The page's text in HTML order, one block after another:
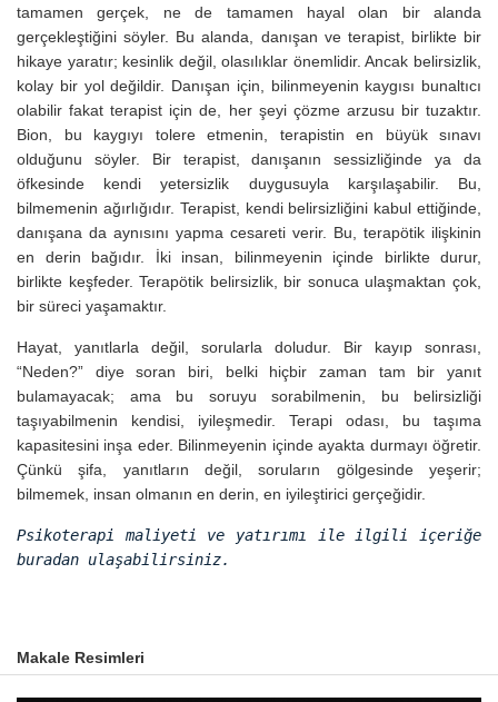
tamamen gerçek, ne de tamamen hayal olan bir alanda
gerçekleştiğini söyler. Bu alanda, danışan ve terapist, birlikte bir
hikaye yaratır; kesinlik değil, olasılıklar önemlidir. Ancak belirsizlik,
kolay bir yol değildir. Danışan için, bilinmeyenin kaygısı bunaltıcı
olabilir fakat terapist için de, her şeyi çözme arzusu bir tuzaktır.
Bion, bu kaygıyı tolere etmenin, terapistin en büyük sınavı
olduğunu söyler. Bir terapist, danışanın sessizliğinde ya da
öfkesinde kendi yetersizlik duygusuyla karşılaşabilir. Bu,
bilmemenin ağırlığıdır. Terapist, kendi belirsizliğini kabul ettiğinde,
danışana da aynısını yapma cesareti verir. Bu, terapötik ilişkinin
en derin bağıdır. İki insan, bilinmeyenin içinde birlikte durur,
birlikte keşfeder. Terapötik belirsizlik, bir sonuca ulaşmaktan çok,
bir süreci yaşamaktır.
Hayat, yanıtlarla değil, sorularla doludur. Bir kayıp sonrası,
“Neden?” diye soran biri, belki hiçbir zaman tam bir yanıt
bulamayacak; ama bu soruyu sorabilmenin, bu belirsizliği
taşıyabilmenin kendisi, iyileşmedir. Terapi odası, bu taşıma
kapasitesini inşa eder. Bilinmeyenin içinde ayakta durmayı öğretir.
Çünkü şifa, yanıtların değil, soruların gölgesinde yeşerir;
bilmemek, insan olmanın en derin, en iyileştirici gerçeğidir.
Psikoterapi maliyeti ve yatırımı ile ilgili içeriğe
buradan ulaşabilirsiniz.
Makale Resimleri